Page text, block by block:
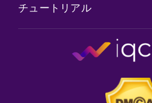
チュートリアル